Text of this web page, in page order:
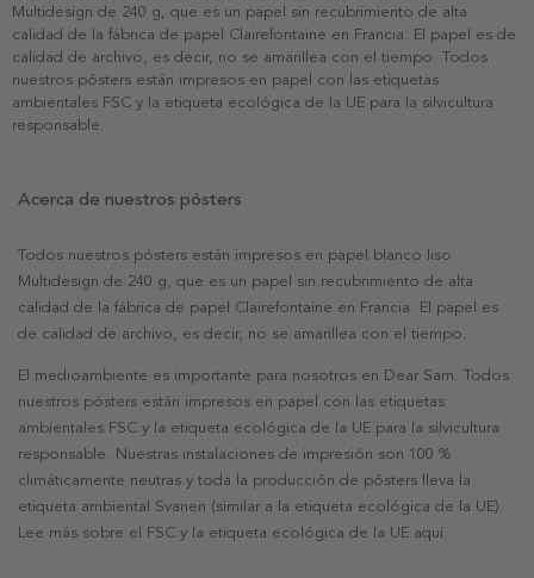
Multidesign de 240 g, que es un papel sin recubrimiento de alta
calidad de la fábrica de papel Clairefontaine en Francia. El papel es de
calidad de archivo, es decir, no se amarillea con el tiempo. Todos
nuestros pósters están impresos en papel con las etiquetas
ambientales FSC y la etiqueta ecológica de la UE para la silvicultura
responsable.
Acerca de nuestros pósters
Todos nuestros pósters están impresos en papel blanco liso
Multidesign de 240 g, que es un papel sin recubrimiento de alta
calidad de la fábrica de papel Clairefontaine en Francia. El papel es
de calidad de archivo, es decir, no se amarillea con el tiempo.
El medioambiente es importante para nosotros en Dear Sam. Todos
nuestros pósters están impresos en papel con las etiquetas
ambientales FSC y la etiqueta ecológica de la UE para la silvicultura
responsable. Nuestras instalaciones de impresión son 100 %
climáticamente neutras y toda la producción de pósters lleva la
etiqueta ambiental Svanen (similar a la etiqueta ecológica de la UE).
Lee más sobre el FSC y la etiqueta ecológica de la UE aquí.